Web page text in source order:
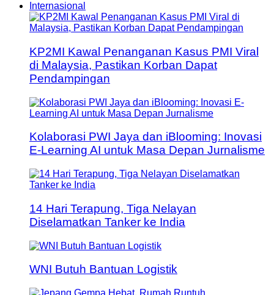
Internasional
KP2MI Kawal Penanganan Kasus PMI Viral
di Malaysia, Pastikan Korban Dapat
Pendampingan
Kolaborasi PWI Jaya dan iBlooming: Inovasi
E-Learning AI untuk Masa Depan Jurnalisme
14 Hari Terapung, Tiga Nelayan
Diselamatkan Tanker ke India
WNI Butuh Bantuan Logistik